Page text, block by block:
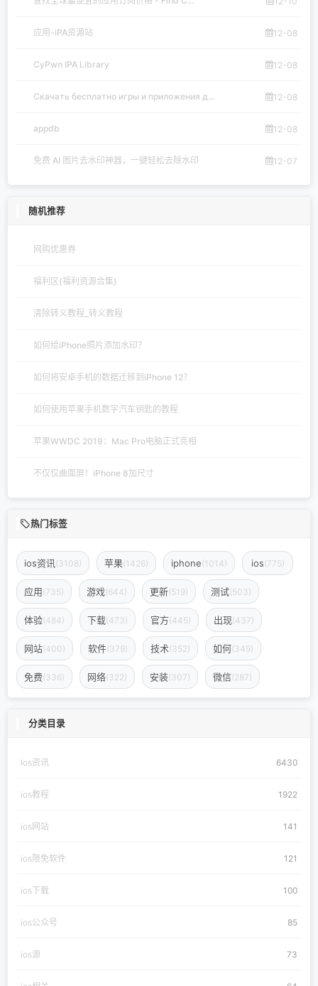
应用-iPA资源站 12-08
CyPwn IPA Library 12-08
Скачать бесплатно игры и приложения д... 12-08
appdb 12-08
免费 AI 图片去水印神器，一键轻松去除水印 12-07
随机推荐
网购优惠券
福利区(福利资源合集)
清除转义教程_转义教程
如何给iPhone照片添加水印？
如何将安卓手机的数据迁移到iPhone 12？
如何使用苹果手机数字汽车钥匙的教程
苹果WWDC 2019：Mac Pro电脑正式亮相
不仅仅曲面屏！iPhone 8加尺寸
热门标签
ios资讯 (3108) 苹果(1426) iphone(1014) ios(775)
应用(735) 游戏(644) 更新(519) 测试(503)
体验(484) 下载(473) 官方(445) 出现(437)
网站(400) 软件(379) 技术(352) 如何(349)
免费(336) 网络(322) 安装(307) 微信(287)
分类目录
Ios资讯 6430
ios教程 1922
ios网站 141
ios限免软件 121
ios下载 100
ios公众号 85
ios源 73